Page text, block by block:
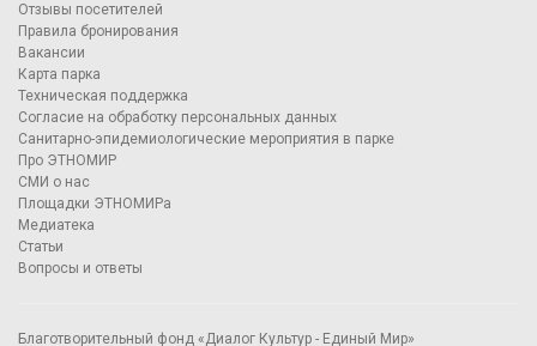
Отзывы посетителей
Правила бронирования
Вакансии
Карта парка
Техническая поддержка
Согласие на обработку персональных данных
Санитарно-эпидемиологические мероприятия в парке
Про ЭТНОМИР
СМИ о нас
Площадки ЭТНОМИРа
Медиатека
Статьи
Вопросы и ответы
Благотворительный фонд «Диалог Культур - Единый Мир»